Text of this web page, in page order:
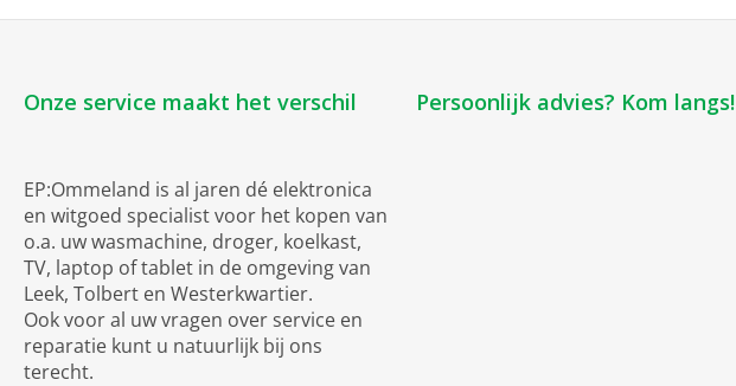
Onze service maakt het verschil
EP:Ommeland is al jaren dé elektronica
en witgoed specialist voor het kopen van
o.a. uw wasmachine, droger, koelkast,
TV, laptop of tablet in de omgeving van
Leek, Tolbert en Westerkwartier.
Ook voor al uw vragen over service en
reparatie kunt u natuurlijk bij ons
terecht.
Persoonlijk advies? Kom langs!